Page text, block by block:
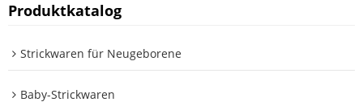
Produktkatalog
Strickwaren für Neugeborene
Baby-Strickwaren